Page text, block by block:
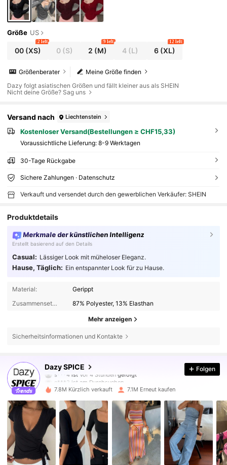
Größe US
00(XS)
2 left
0(S) 2 (M)
9 left
4 (L) 6(XL)
12 left
Meine Größe finden
Größenberater
Dazy folgt asiatischen Größen und fällt kleiner aus als SHEIN
Nicht deine Größe? Sag uns
Versand nach Liechtenstein
Kostenloser Versand(Bestellungen ≥ CHF15,33)
Voraussichtliche Lieferung: 8-9 Werktagen
30-Tage Rückgabe
Sichere Zahlungen · Datenschutz
Verkauft und versendet durch den gewerblichen Verkäufer: SHEIN
Produktdetails
Merkmale der künstlichen Intelligenz
Erstellt basierend auf den Details
Casual: Lässiger Look mit müheloser Eleganz.
Hause, Täglich: Ein entspannter Look für zu Hause.
Material:
Gerippt
Zusammensetzung:
87% Polyester, 13% Elasthan
Mehr anzeigen
Sicherheitsinformationen und Kontakte
Dazy SPICE
c***2 ist am Durchsuchen
4,84
4,84 2M Follower
4,84 2M Follower
Folgen
7.8M Kürzlich verkauft 7.1M Erneut kaufen